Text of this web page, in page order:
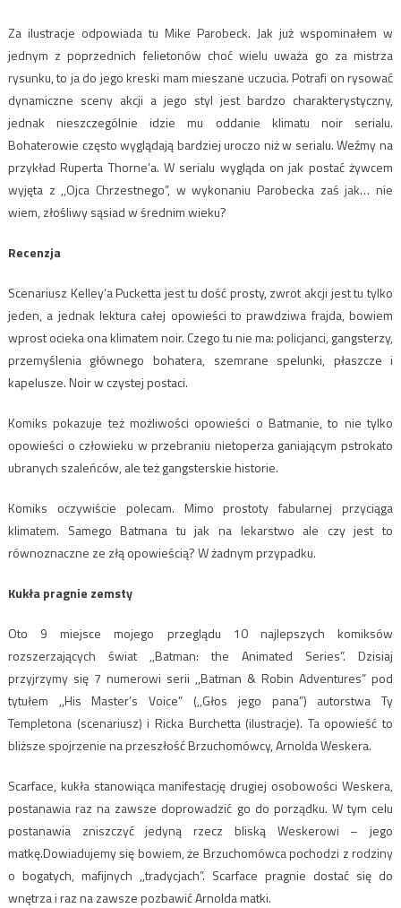
Za ilustracje odpowiada tu Mike Parobeck. Jak już wspominałem w
jednym z poprzednich felietonów choć wielu uważa go za mistrza
rysunku, to ja do jego kreski mam mieszane uczucia. Potrafi on rysować
dynamiczne sceny akcji a jego styl jest bardzo charakterystyczny,
jednak nieszczególnie idzie mu oddanie klimatu noir serialu.
Bohaterowie często wyglądają bardziej uroczo niż w serialu. Weźmy na
przykład Ruperta Thorne’a. W serialu wygląda on jak postać żywcem
wyjęta z ,,Ojca Chrzestnego”, w wykonaniu Parobecka zaś jak… nie
wiem, złośliwy sąsiad w średnim wieku?
Recenzja
Scenariusz Kelley’a Pucketta jest tu dość prosty, zwrot akcji jest tu tylko
jeden, a jednak lektura całej opowieści to prawdziwa frajda, bowiem
wprost ocieka ona klimatem noir. Czego tu nie ma: policjanci, gangsterzy,
przemyślenia głównego bohatera, szemrane spelunki, płaszcze i
kapelusze. Noir w czystej postaci.
Komiks pokazuje też możliwości opowieści o Batmanie, to nie tylko
opowieści o człowieku w przebraniu nietoperza ganiającym pstrokato
ubranych szaleńców, ale też gangsterskie historie.
Komiks oczywiście polecam. Mimo prostoty fabularnej przyciąga
klimatem. Samego Batmana tu jak na lekarstwo ale czy jest to
równoznaczne ze złą opowieścią? W żadnym przypadku.
Kukła pragnie zemsty
Oto 9 miejsce mojego przeglądu 10 najlepszych komiksów
rozszerzających świat ,,Batman: the Animated Series”. Dzisiaj
przyjrzymy się 7 numerowi serii ,,Batman & Robin Adventures” pod
tytułem ,,His Master’s Voice” (,,Głos jego pana”) autorstwa Ty
Templetona (scenariusz) i Ricka Burchetta (ilustracje). Ta opowieść to
bliższe spojrzenie na przeszłość Brzuchomówcy, Arnolda Weskera.
Scarface, kukła stanowiąca manifestację drugiej osobowości Weskera,
postanawia raz na zawsze doprowadzić go do porządku. W tym celu
postanawia zniszczyć jedyną rzecz bliską Weskerowi – jego
matkę.Dowiadujemy się bowiem, że Brzuchomówca pochodzi z rodziny
o bogatych, mafijnych ,,tradycjach”. Scarface pragnie dostać się do
wnętrza i raz na zawsze pozbawić Arnolda matki.